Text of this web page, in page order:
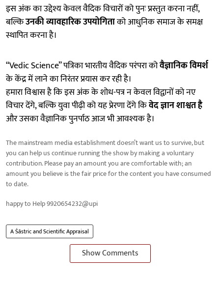
इस अंक का उद्देश्य केवल वैदिक विचारों को पुनः प्रस्तुत करना नहीं,
बल्किउनकी व्यावहारिक उपयोगिताको आधुनिक समाज के समक्ष
स्थापित करना है।
“Vedic Science” पत्रिका भारतीय वैदिक परंपरा कोवैज्ञानिक विमर्श
के केंद्र में लाने का निरंतर प्रयास कर रही है।
हमारा विश्वास है कि इस अंक के शोध-पत्र न केवल विद्वानों को नए
विचार देंगे, बल्कि युवा पीढ़ी को यह प्रेरणा देंगे किवेद ज्ञान शाश्वत है
और उसका वैज्ञानिक पुनर्पाठ आज भी आवश्यक है।
The mainstream media establishment doesn’t want us to survive, but
you can help us continue running the show by making a voluntary
contribution. Please pay an amount you are comfortable with; an
amount you believe is the fair price for the content you have consumed
to date.
happy to Help 9920654232@upi
A Śāstric and Scientific Appraisal
Show Comments